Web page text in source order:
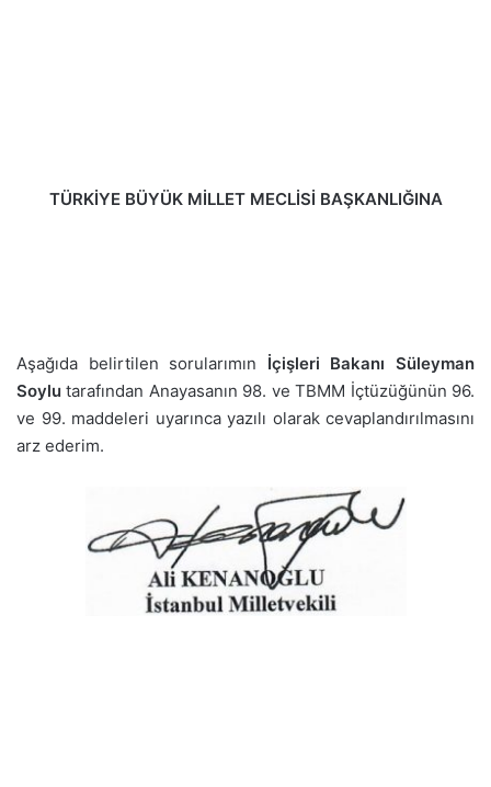
TÜRKİYE BÜYÜK MİLLET MECLİSİ BAŞKANLIĞINA
Aşağıda belirtilen sorularımın İçişleri Bakanı Süleyman
Soylu tarafından Anayasanın 98. ve TBMM İçtüzüğünün 96.
ve 99. maddeleri uyarınca yazılı olarak cevaplandırılmasını
arz ederim.